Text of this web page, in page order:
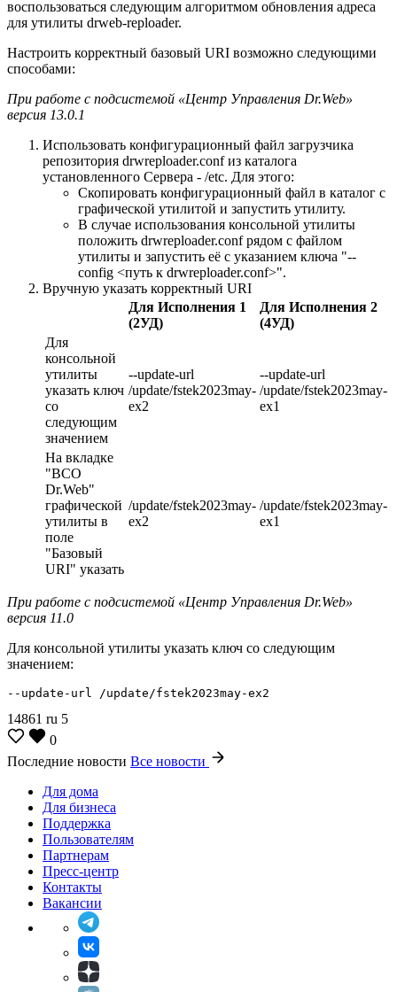
воспользоваться следующим алгоритмом обновления адреса
для утилиты drweb-reploader.
Настроить корректный базовый URI возможно следующими
способами:
При работе с подсистемой «Центр Управления Dr.Web»
версия 13.0.1
Использовать конфигурационный файл загрузчика
репозитория drwreploader.conf из каталога
установленного Сервера - /etc. Для этого:
Скопировать конфигурационный файл в каталог с
графической утилитой и запустить утилиту.
В случае использования консольной утилиты
положить drwreploader.conf рядом с файлом
утилиты и запустить её с указанием ключа "--
config <путь к drwreploader.conf>".
Вручную указать корректный URI
Для Исполнения 1
(2УД)
Для Исполнения 2
(4УД)
Для
консольной
утилиты
указать ключ
со
следующим
значением
--update-url
/update/fstek2023may-
ex2
--update-url
/update/fstek2023may-
ex1
На вкладке
"ВСО
Dr.Web"
графической
утилиты в
поле
"Базовый
URI" указать
/update/fstek2023may-
ex2
/update/fstek2023may-
ex1
При работе с подсистемой «Центр Управления Dr.Web»
версия 11.0
Для консольной утилиты указать ключ со следующим
значением:
--update-url /update/fstek2023may-ex2
14861 ru 5
0
Последние новости Все новости
Для дома
Для бизнеса
Поддержка
Пользователям
Партнерам
Пресс-центр
Контакты
Вакансии